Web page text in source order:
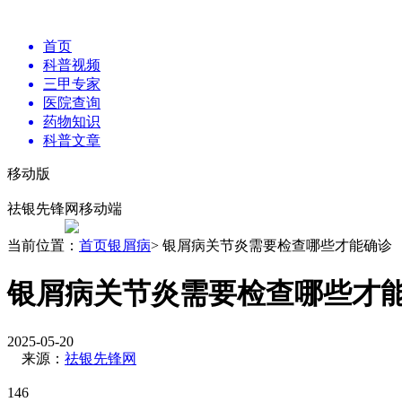
首页
科普视频
三甲专家
医院查询
药物知识
科普文章
移动版
祛银先锋网移动端
当前位置： 首页银屑病> 银屑病关节炎需要检查哪些才能确诊
银屑病关节炎需要检查哪些才
2025-05-20
来源： 祛银先锋网
146